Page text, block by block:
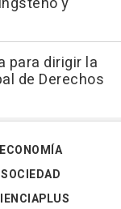
para dirigir la
de Derechos
ECONOMÍA
SOCIEDAD